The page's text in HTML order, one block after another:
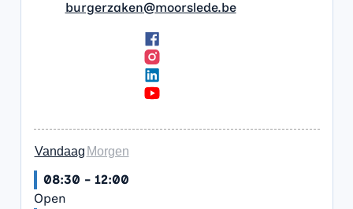
E-mailburgerzaken@moorslede.be
Burgerzaken
Burgerzaken
Burgerzaken
Burgerzaken
Vandaag Morgen
08:30 - 12:00
Open